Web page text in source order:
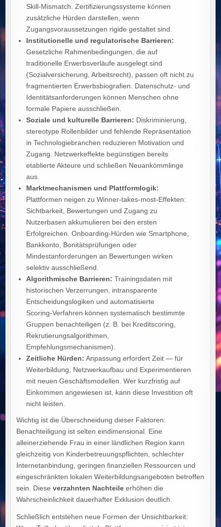
Skill‑Mismatch. Zertifizierungssysteme können
zusätzliche Hürden darstellen, wenn
Zugangsvoraussetzungen rigide gestaltet sind.
Institutionelle und regulatorische Barrieren:
Gesetzliche Rahmenbedingungen, die auf
traditionelle Erwerbsverläufe ausgelegt sind
(Sozialversicherung, Arbeitsrecht), passen oft nicht zu
fragmentierten Erwerbsbiografien. Datenschutz- und
Identitätsanforderungen können Menschen ohne
formale Papiere ausschließen.
Soziale und kulturelle Barrieren: Diskriminierung,
stereotype Rollenbilder und fehlende Repräsentation
in Technologiebranchen reduzieren Motivation und
Zugang. Netzwerkeffekte begünstigen bereits
etablierte Akteure und schließen Neuankömmlinge
aus.
Marktmechanismen und Plattformlogik:
Plattformen neigen zu Winner‑takes‑most‑Effekten:
Sichtbarkeit, Bewertungen und Zugang zu
Nutzerbasen akkumulieren bei den ersten
Erfolgreichen. Onboarding‑Hürden wie Smartphone,
Bankkonto, Bonitätsprüfungen oder
Mindestanforderungen an Bewertungen wirken
selektiv ausschließend.
Algorithmische Barrieren: Trainingsdaten mit
historischen Verzerrungen, intransparente
Entscheidungslogiken und automatisierte
Scoring‑Verfahren können systematisch bestimmte
Gruppen benachteiligen (z. B. bei Kreditscoring,
Rekrutierungsalgorithmen,
Empfehlungsmechanismen).
Zeitliche Hürden: Anpassung erfordert Zeit — für
Weiterbildung, Netzwerkaufbau und Experimentieren
mit neuen Geschäftsmodellen. Wer kurzfristig auf
Einkommen angewiesen ist, kann diese Investition oft
nicht leisten.
Wichtig ist die Überschneidung dieser Faktoren:
Benachteiligung ist selten eindimensional. Eine
alleinerziehende Frau in einer ländlichen Region kann
gleichzeitig von Kinderbetreuungspflichten, schlechter
Internetanbindung, geringen finanziellen Ressourcen und
eingeschränkten lokalen Weiterbildungsangeboten betroffen
sein. Dieseverzahnten Nachteile erhöhen die
Wahrscheinlichkeit dauerhafter Exklusion deutlich.
Schließlich entstehen neue Formen der Unsichtbarkeit: